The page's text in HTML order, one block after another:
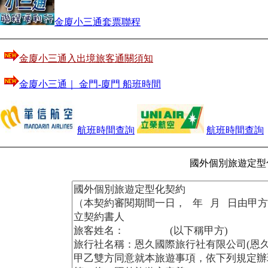
金廈小三通套票聯程
金廈小三通入出境旅客通關須知
金廈小三通｜ 金門-廈門 船班時間
航班時間查詢 航班時間查詢
國外個別旅遊定